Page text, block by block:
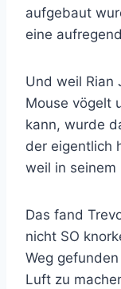
aufgebaut
eine
Und weil Rian
Mouse vögelt
kann, wurde
der eigentlich
weil in seinem
Das fand
nicht SO
Weg
Luft zu